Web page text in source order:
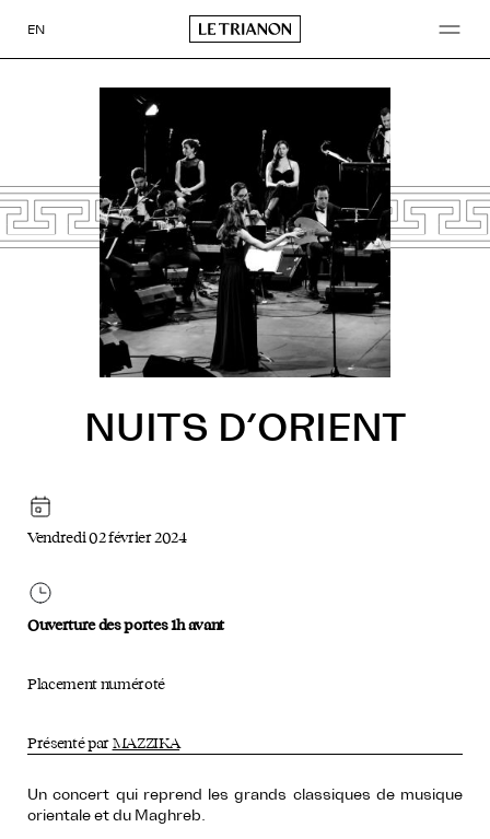
auEN
NUITS D’ORIENT
Un concert qui reprend les grands classiques de musique
orientale et du Maghreb.
Vendredi 02 février 2024
Ouverture des portes 1h avant
Placement numéroté
Présenté par MAZZIKA